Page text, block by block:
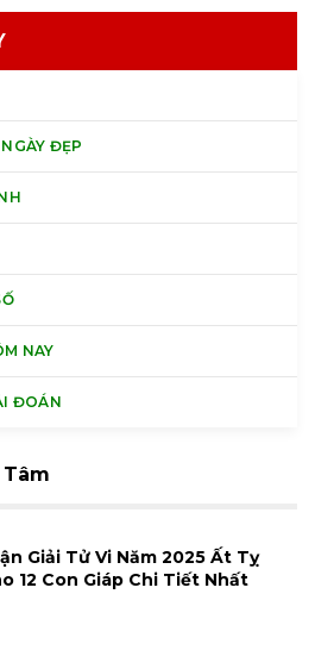
ĐẸP
NAY
ĐOÁN
Giải Tử Vi Năm 2025 Ất Tỵ
12 Con Giáp Chi Tiết Nhất